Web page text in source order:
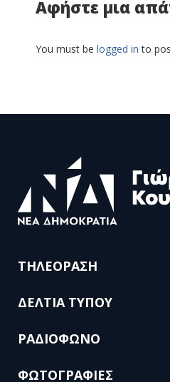
Αφήστε μια
You must be logged in to
ΤΗΛΕΟΡΑΣΗ
ΔΕΛΤΙΑ ΤΥΠΟΥ
ΡΑΔΙΟΦΩΝΟ
ΦΩΤΟΓΡΑΦΙΕΣ